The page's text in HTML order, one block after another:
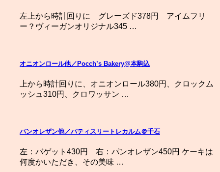
左上から時計回りに グレーズド378円 アイムフリ
ー？ヴィーガンオリジナル345 …
オニオンロール他／Pocch’s Bakery@本駒込
上から時計回りに、オニオンロール380円、クロックム
ッシュ310円、クロワッサン …
パンオレザン他／パティスリートレカルム＠千石
左：バゲット430円 右：パンオレザン450円 ケーキは
何度かいただき、その美味 …